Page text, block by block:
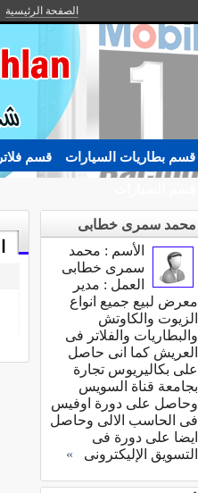
الصفحة الرئيسية
قسم بطاريات السيارات قسم
محمد سمرى خطابى
الأسم : محمد
سمرى خطابى
العمل : مدير
معرض لبيع جميع انواع
الزيوت والكاوتش
والبطاريات والفلاتر فى
العريش كما انى حاصل
على بكاليريوس تجارة
بجامعة قناة السويس
وحاصل على دورة اوفيس
فى الحاسب الالى وحاصل
ايضا على دورة فى
التسويق الإليكترونى »